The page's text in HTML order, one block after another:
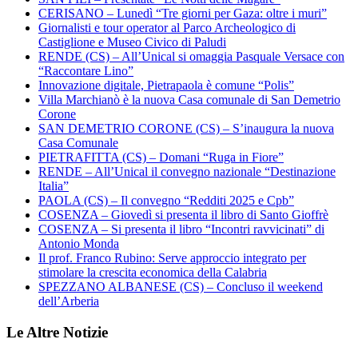
CERISANO – Lunedì “Tre giorni per Gaza: oltre i muri”
Giornalisti e tour operator al Parco Archeologico di
Castiglione e Museo Civico di Paludi
RENDE (CS) – All’Unical si omaggia Pasquale Versace con
“Raccontare Lino”
Innovazione digitale, Pietrapaola è comune “Polis”
Villa Marchianò è la nuova Casa comunale di San Demetrio
Corone
SAN DEMETRIO CORONE (CS) – S’inaugura la nuova
Casa Comunale
PIETRAFITTA (CS) – Domani “Ruga in Fiore”
RENDE – All’Unical il convegno nazionale “Destinazione
Italia”
PAOLA (CS) – Il convegno “Redditi 2025 e Cpb”
COSENZA – Giovedì si presenta il libro di Santo Gioffrè
COSENZA – Si presenta il libro “Incontri ravvicinati” di
Antonio Monda
Il prof. Franco Rubino: Serve approccio integrato per
stimolare la crescita economica della Calabria
SPEZZANO ALBANESE (CS) – Concluso il weekend
dell’Arberia
Le Altre Notizie